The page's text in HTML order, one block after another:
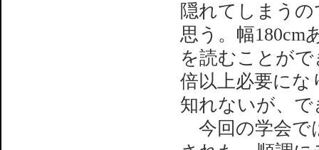
隠れてしまう
思う。幅180cm
を読むことが
倍以上必要にな
知れないが、
今回の学会で